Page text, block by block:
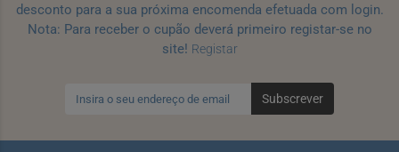
desconto para a sua próxima encomenda efetuada com login.
Nota: Para receber o cupão deverá primeiro registar-se no
site! Registar
Subscrever